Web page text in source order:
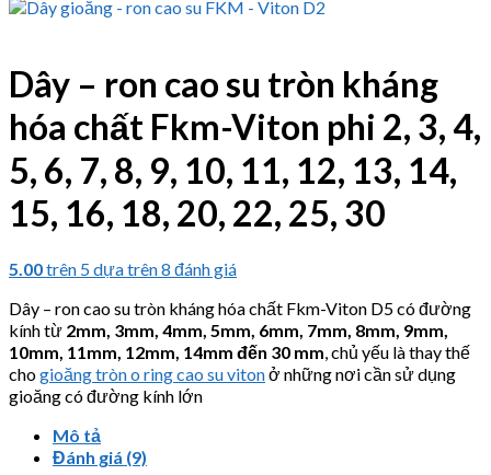
Dây – ron cao su tròn kháng
hóa chất Fkm-Viton phi 2, 3, 4,
5, 6, 7, 8, 9, 10, 11, 12, 13, 14,
15, 16, 18, 20, 22, 25, 30
5.00trên 5 dựa trên8 đánh giá
Dây – ron cao su tròn kháng hóa chất Fkm-Viton D5 có đường
kính từ 2mm, 3mm, 4mm, 5mm, 6mm, 7mm, 8mm, 9mm,
10mm, 11mm, 12mm, 14mm đến 30 mm, chủ yếu là thay thế
chogioăng tròn o ring cao su vitonở những nơi cần sử dụng
gioăng có đường kính lớn
Mô tả
Đánh giá (9)